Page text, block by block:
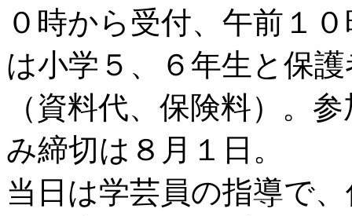
０時から受付、午前１
は小学５、６年生と保
（資料代、保険料）。
み締切は８月１日。
当日は学芸員の指導で